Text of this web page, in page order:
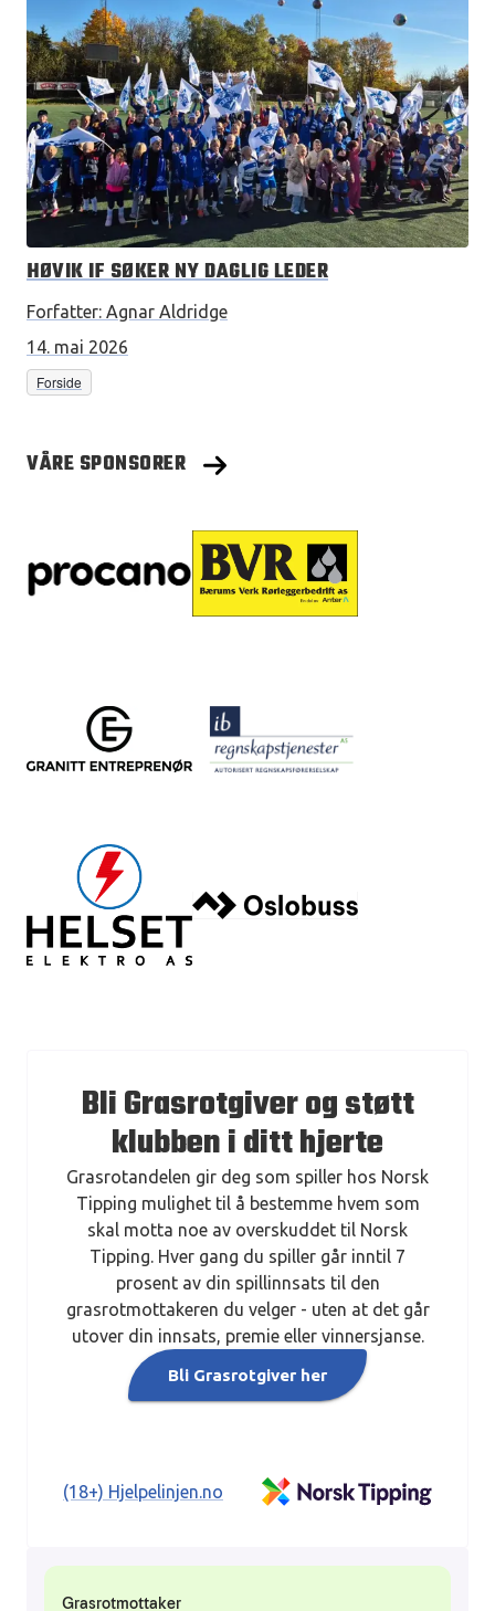
HØVIK IF SØKER NY DAGLIG LEDER
Forfatter: Agnar Aldridge
14. mai 2026
Forside
VÅRE SPONSORER
Bli Grasrotgiver og støtt
klubben i ditt hjerte
Grasrotandelen gir deg som spiller hos Norsk
Tipping mulighet til å bestemme hvem som
skal motta noe av overskuddet til Norsk
Tipping. Hver gang du spiller går inntil 7
prosent av din spillinnsats til den
grasrotmottakeren du velger - uten at det går
utover din innsats, premie eller vinnersjanse.
Bli Grasrotgiver her
(18+) Hjelpelinjen.no